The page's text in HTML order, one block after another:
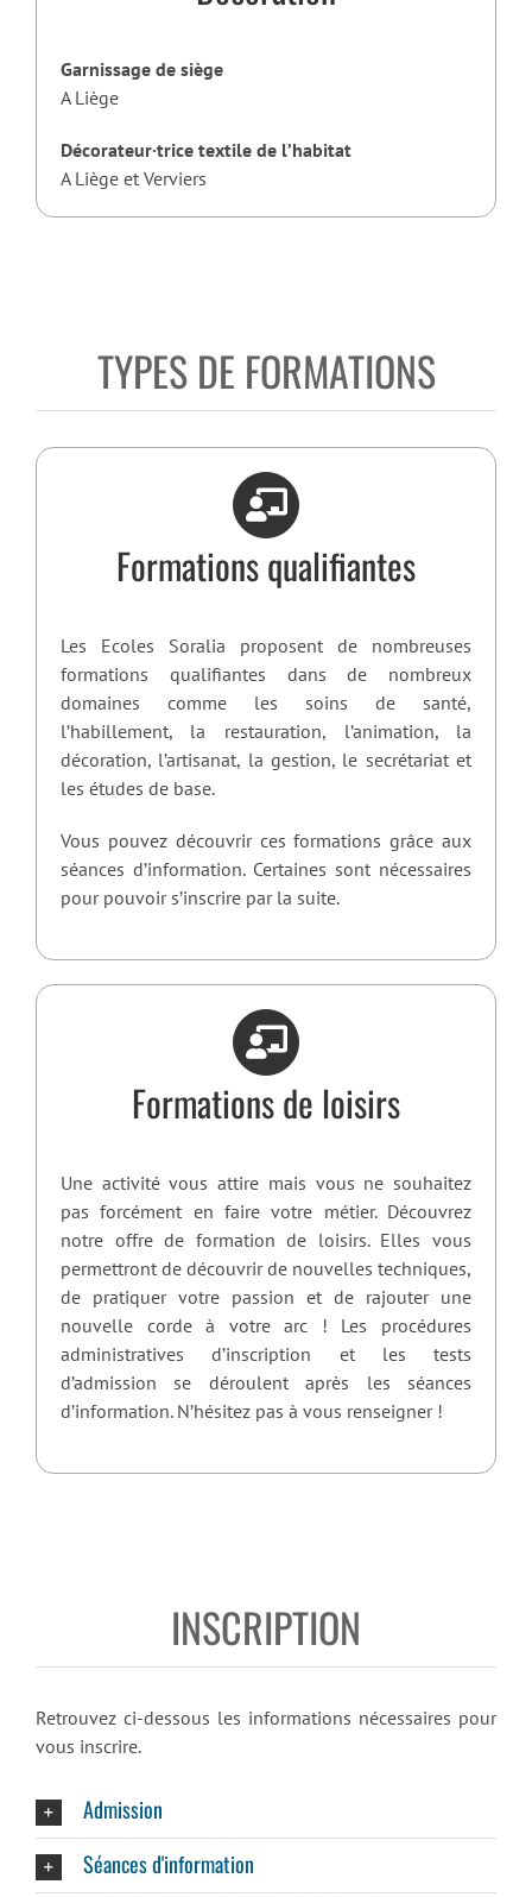
Garnissage de siège
A Liège
Décorateur·trice textile de l’habitat
A Liège et Verviers
TYPES DE FORMATIONS
Formations qualifiantes
Les Ecoles Soralia proposent de nombreuses
formations qualifiantes dans de nombreux
domaines comme les soins de santé,
l’habillement, la restauration, l’animation, la
décoration, l’artisanat, la gestion, le secrétariat et
les études de base.
Vous pouvez découvrir ces formations grâce aux
séances d’information. Certaines sont nécessaires
pour pouvoir s’inscrire par la suite.
Formations de loisirs
Une activité vous attire mais vous ne souhaitez
pas forcément en faire votre métier. Découvrez
notre offre de formation de loisirs. Elles vous
permettront de découvrir de nouvelles techniques,
de pratiquer votre passion et de rajouter une
nouvelle corde à votre arc ! Les procédures
administratives d’inscription et les tests
d’admission se déroulent après les séances
d’information. N’hésitez pas à vous renseigner !
INSCRIPTION
Retrouvez ci-dessous les informations nécessaires pour
vous inscrire.
Admission
Séances d'information